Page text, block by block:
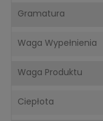
Gramatura
Waga Wypełnienia
Waga Produktu
Ciepłota